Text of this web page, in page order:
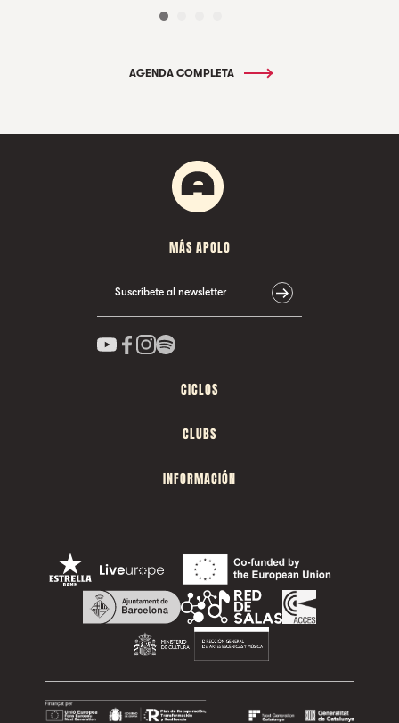
AGENDA COMPLETA
MÁS APOLO
Suscríbete al newsletter
CICLOS
CLUBS
INFORMACIÓN